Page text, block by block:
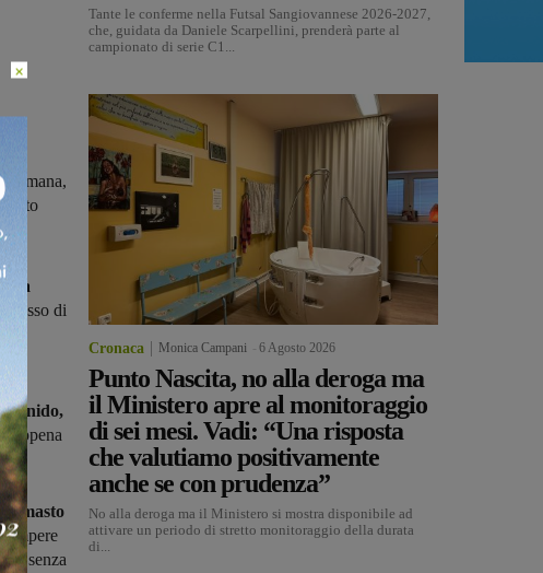
di
nido,
appena
rimasto
senza
Tante le conferme nella Futsal Sangiovannese 2026-2027,
che, guidata da Daniele Scarpellini, prenderà parte al
campionato di serie C1...
Cronaca Monica Campani 6 Agosto 2026
Punto Nascita, no alla deroga ma
il Ministero apre al monitoraggio
di sei mesi. Vadi: “Una risposta
che valutiamo positivamente
anche se con prudenza”
No alla deroga ma il Ministero si mostra disponibile ad
attivare un periodo di stretto monitoraggio della durata
di...
×